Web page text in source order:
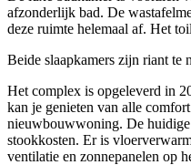
afzonderlijk bad. De
deze ruimte helemaal af. Het
Beide slaapkamers zijn riant te
Het complex is opgeleverd in
kan je genieten van alle
nieuwbouwwoning. De huidige
stookkosten. Er is
ventilatie en zonnepanelen op